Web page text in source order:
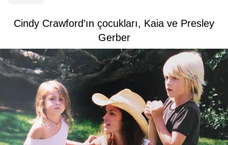
Cindy Crawford’ın çocukları, Kaia ve Presley
Gerber